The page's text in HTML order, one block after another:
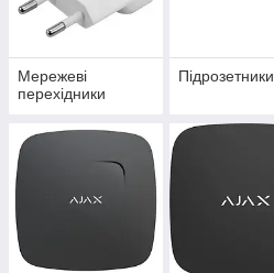
Мережеві
перехідники
Підрозетники